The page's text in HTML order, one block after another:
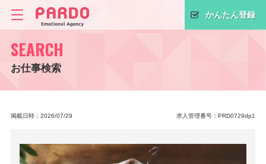
かんたん登録
SEARCH
お仕事検索
掲載日時：2026/07/29 求人管理番号：PRD0729dp1